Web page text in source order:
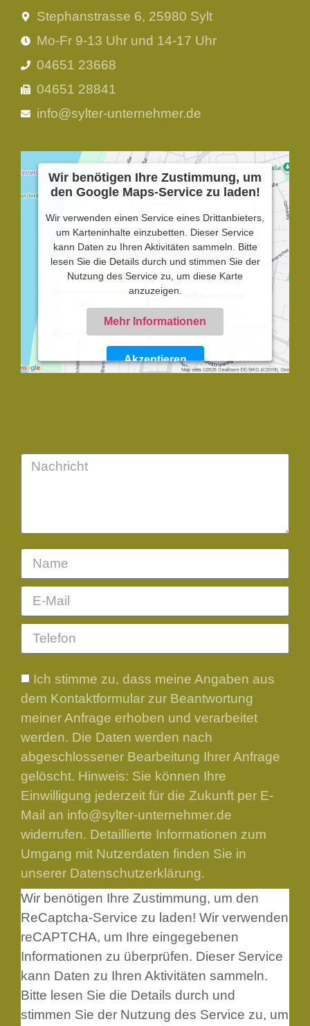
Stephanstrasse 6, 25980 Sylt
Mo-Fr 9-13 Uhr und 14-17 Uhr
04651 23668
04651 28841
info@sylter-unternehmer.de
Wir benötigen Ihre Zustimmung, um
den Google Maps-Service zu laden!
Wir verwenden einen Service eines Drittanbieters,
um Karteninhalte einzubetten. Dieser Service
kann Daten zu Ihren Aktivitäten sammeln. Bitte
lesen Sie die Details durch und stimmen Sie der
Nutzung des Service zu, um diese Karte
anzuzeigen.
Mehr Informationen
Akzeptieren
Ich stimme zu, dass meine Angaben aus
dem Kontaktformular zur Beantwortung
meiner Anfrage erhoben und verarbeitet
werden. Die Daten werden nach
abgeschlossener Bearbeitung Ihrer Anfrage
gelöscht. Hinweis: Sie können Ihre
Einwilligung jederzeit für die Zukunft per E-
Mail an info@sylter-unternehmer.de
widerrufen. Detaillierte Informationen zum
Umgang mit Nutzerdaten finden Sie in
unserer Datenschutzerklärung.
Wir benötigen Ihre Zustimmung, um den
ReCaptcha-Service zu laden! Wir verwenden
reCAPTCHA, um Ihre eingegebenen
Informationen zu überprüfen. Dieser Service
kann Daten zu Ihren Aktivitäten sammeln.
Bitte lesen Sie die Details durch und
stimmen Sie der Nutzung des Service zu, um